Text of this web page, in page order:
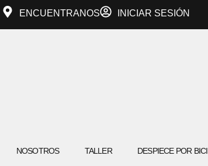
ENCUENTRANOS INICIAR SESIÓN
NOSOTROS TALLER DESPIECE POR BICI